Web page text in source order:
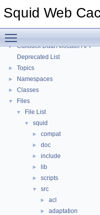
Squid Web
►
Coding and Other
►
► Callback Data Allocator API
Deprecated List
► Topics
► Namespaces
► Classes
▼ Files
▼ File List
▼ squid
► compat
► doc
► include
► lib
► scripts
▼ src
► acl
► adaptation